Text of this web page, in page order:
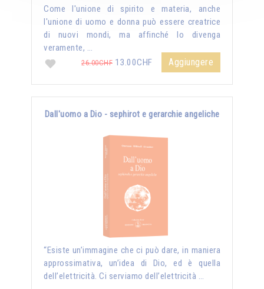
Come l'unione di spirito e materia, anche
l'unione di uomo e donna può essere creatrice
di nuovi mondi, ma affinché lo divenga
veramente, …
26.00CHF 13.00CHF Aggiungere
Dall'uomo a Dio - sephirot e gerarchie angeliche
“Esiste un’immagine che ci può dare, in maniera
approssimativa, un’idea di Dio, ed è quella
dell’elettricità. Ci serviamo dell’elettricità …